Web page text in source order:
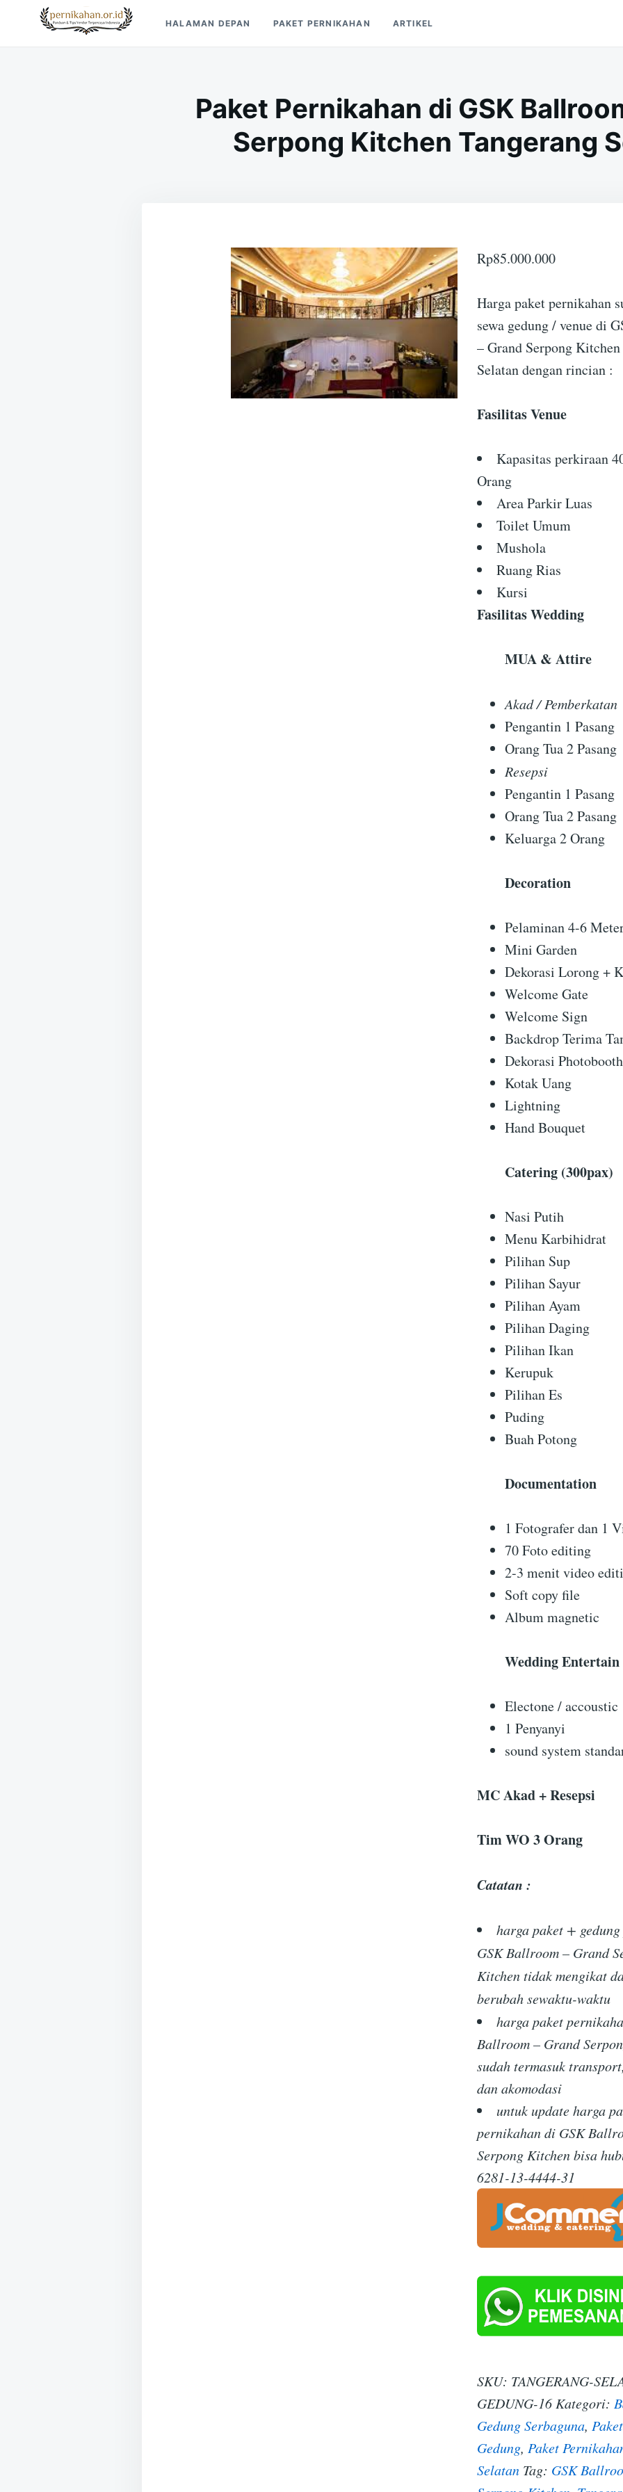
Search
for:
HALAMAN DEPAN PAKET PERNIKAHAN ARTIKEL
Paket Pernikahan di GSK
Serpong Kitchen Tangerang
Rp85.000.000
Harga paket pernikahan
sewa gedung / venue di
– Grand Serpong
Selatan dengan rincian :
Fasilitas Venue
Kapasitas perkiraan
Orang
Area Parkir Luas
Toilet Umum
Mushola
Ruang Rias
Kursi
Fasilitas Wedding
MUA & Attire
Akad / Pemberkatan
Pengantin 1 Pasang
Orang Tua 2 Pasang
Resepsi
Pengantin 1 Pasang
Orang Tua 2 Pasang
Keluarga 2 Orang
Decoration
Pelaminan 4-6
Mini Garden
Dekorasi Lorong +
Welcome Gate
Welcome Sign
Backdrop Terima
Dekorasi Photobooth
Kotak Uang
Lightning
Hand Bouquet
Catering (300pax)
Nasi Putih
Menu Karbihidrat
Pilihan Sup
Pilihan Sayur
Pilihan Ayam
Pilihan Daging
Pilihan Ikan
Kerupuk
Pilihan Es
Puding
Buah Potong
Documentation
1 Fotografer dan 1
70 Foto editing
2-3 menit video
Soft copy file
Album magnetic
Wedding Entertain
Electone / accoustic
1 Penyanyi
sound system
MC Akad + Resepsi
Tim WO 3 Orang
Catatan :
harga paket +
GSK Ballroom – Grand
Kitchen tidak mengikat
berubah sewaktu-waktu
harga paket
Ballroom – Grand
sudah termasuk
dan akomodasi
untuk update harga
pernikahan di GSK
Serpong Kitchen bisa
6281-13-4444-31
SKU: TANGERANG-
GEDUNG-16 Kategori:
Gedung Serbaguna,
Gedung, Paket
Selatan Tag: GSK